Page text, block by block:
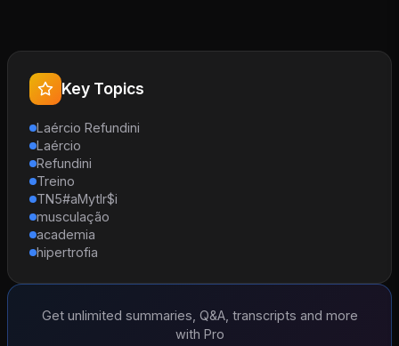
Key Topics
Laércio Refundini
Laércio
Refundini
Treino
TN5#aMytIr$i
musculação
academia
hipertrofia
Get unlimited summaries, Q&A, transcripts and more
with Pro